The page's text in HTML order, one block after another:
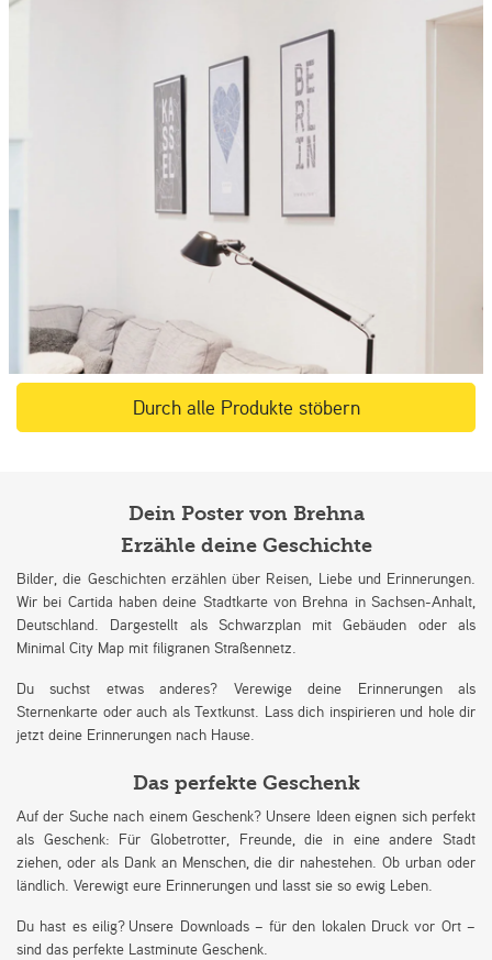
Durch alle Produkte stöbern
Dein Poster von Brehna
Erzähle deine Geschichte
Bilder, die Geschichten erzählen über Reisen, Liebe und Erinnerungen.
Wir bei Cartida haben deine Stadtkarte von Brehna in Sachsen-Anhalt,
Deutschland. Dargestellt als Schwarzplan mit Gebäuden oder als
Minimal City Map mit filigranen Straßennetz.
Du suchst etwas anderes? Verewige deine Erinnerungen als
Sternenkarte oder auch als Textkunst. Lass dich inspirieren und hole dir
jetzt deine Erinnerungen nach Hause.
Das perfekte Geschenk
Auf der Suche nach einem Geschenk? Unsere Ideen eignen sich perfekt
als Geschenk: Für Globetrotter, Freunde, die in eine andere Stadt
ziehen, oder als Dank an Menschen, die dir nahestehen. Ob urban oder
ländlich. Verewigt eure Erinnerungen und lasst sie so ewig Leben.
Du hast es eilig? Unsere Downloads – für den lokalen Druck vor Ort –
sind das perfekte Lastminute Geschenk.